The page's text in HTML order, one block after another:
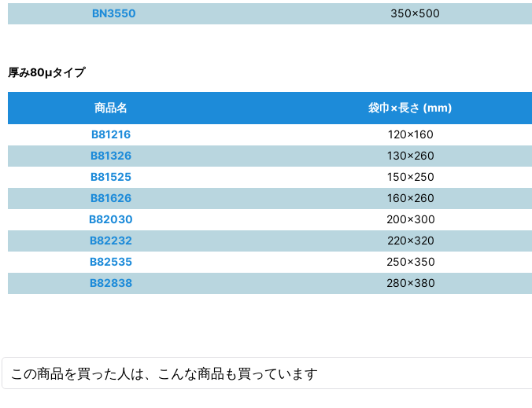
BN3550
350×500
厚み80μタイプ
商品名 袋巾×長さ (mm)
B81216
120×160
B81326
130×260
B81525
150×250
B81626
160×260
B82030
200×300
B82232
220×320
B82535
250×350
B82838
280×380
この商品を買った人は、こんな商品も買っています